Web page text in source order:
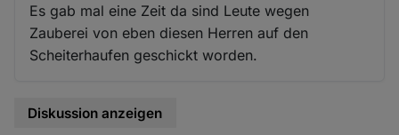
Es gab mal eine Zeit da sind Leute wegen
Zauberei von eben diesen Herren auf den
Scheiterhaufen geschickt worden.
Diskussion anzeigen